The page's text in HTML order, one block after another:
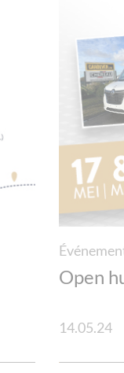
Open
14.05.24